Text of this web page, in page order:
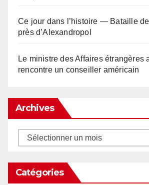
Ce jour dans l’histoire — Bataille
près d’Alexandropol
Le ministre des Affaires étrangères
rencontre un conseiller américain
Archives
Archives
Catégories